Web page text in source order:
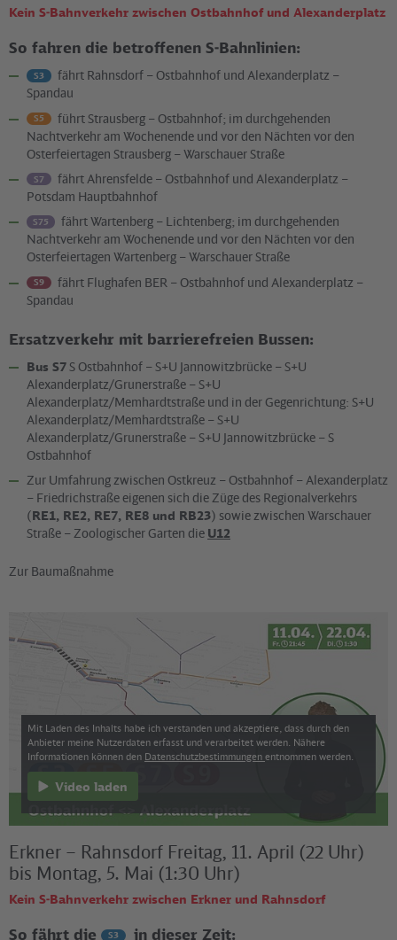
Kein S-Bahnverkehr zwischen Ostbahnhof und Alexanderplatz
So fahren die betroffenen S-Bahnlinien:
S3
fährt Rahnsdorf – Ostbahnhof und Alexanderplatz –
Spandau
S5
führt Strausberg – Ostbahnhof; im durchgehenden
Nachtverkehr am Wochenende und vor den Nächten vor den
Osterfeiertagen Strausberg – Warschauer Straße
S7
fährt Ahrensfelde – Ostbahnhof und Alexanderplatz –
Potsdam Hauptbahnhof
S75
fährt Wartenberg – Lichtenberg; im durchgehenden
Nachtverkehr am Wochenende und vor den Nächten vor den
Osterfeiertagen Wartenberg – Warschauer Straße
S9
fährt Flughafen BER – Ostbahnhof und Alexanderplatz –
Spandau
Ersatzverkehr mit barrierefreien Bussen:
Bus S7 S Ostbahnhof – S+U Jannowitzbrücke – S+U
Alexanderplatz/Grunerstraße – S+U
Alexanderplatz/Memhardtstraße und in der Gegenrichtung: S+U
Alexanderplatz/Memhardtstraße – S+U
Alexanderplatz/Grunerstraße – S+U Jannowitzbrücke – S
Ostbahnhof
Zur Umfahrung zwischen Ostkreuz – Ostbahnhof – Alexanderplatz
– Friedrichstraße eigenen sich die Züge des Regionalverkehrs
(RE1, RE2, RE7, RE8 und RB23) sowie zwischen Warschauer
Straße – Zoologischer Garten die U12
Zur Baumaßnahme
Mit Laden des Inhalts habe ich verstanden und akzeptiere, dass durch den
Anbieter meine Nutzerdaten erfasst und verarbeitet werden. Nähere
Informationen können den Datenschutzbestimmungen entnommen werden.
Video laden
Erkner – Rahnsdorf Freitag, 11. April (22 Uhr)
bis Montag, 5. Mai (1:30 Uhr)
Kein S-Bahnverkehr zwischen Erkner und Rahnsdorf
So fährt die S3 in dieser Zeit: